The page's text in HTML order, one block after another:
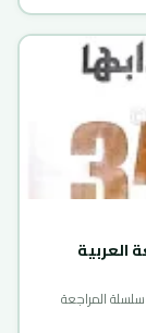
العربية
سلسلة المراجعة